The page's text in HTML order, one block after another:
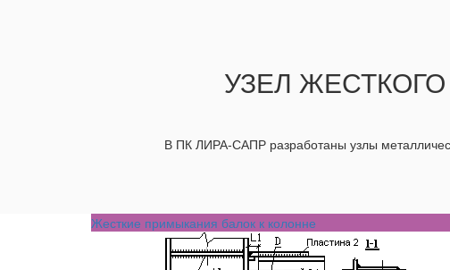
УЗЕЛ
В ПК ЛИРА-САПР разработаны узлы
Жесткие примыкания балок к колонне